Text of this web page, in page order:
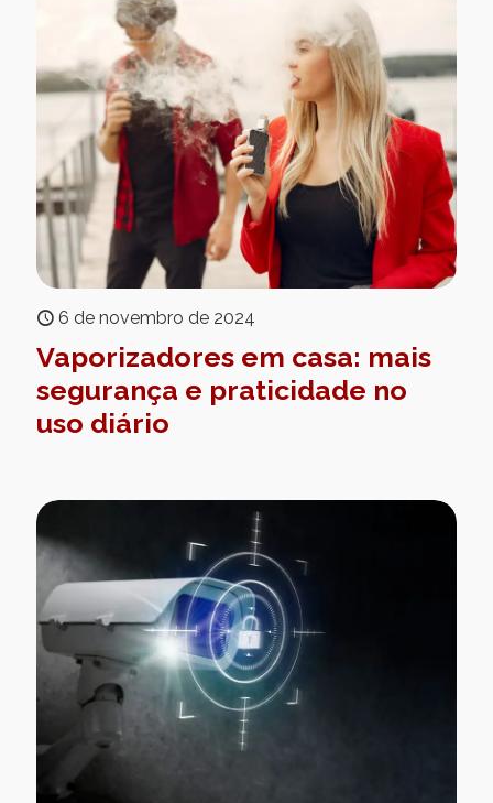
6 de novembro de 2024
Vaporizadores em casa: mais
segurança e praticidade no
uso diário